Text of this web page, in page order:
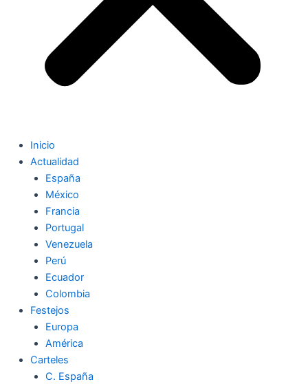
Inicio
Actualidad
España
México
Francia
Portugal
Venezuela
Perú
Ecuador
Colombia
Festejos
Europa
América
Carteles
C. España